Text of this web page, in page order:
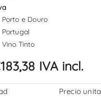
Porto e Douro
Portugal
Vino Tinto
IVA incl.
Precio